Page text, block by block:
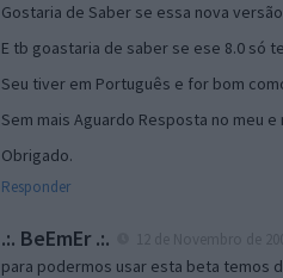
Gostaria de Saber se essa nova
E tb goastaria de saber se ese 8.0 só
Seu tiver em Português e for bom
Sem mais Aguardo Resposta no meu e
Obrigado.
Responder
.:. BeEmEr .:.
para podermos usar esta beta temos